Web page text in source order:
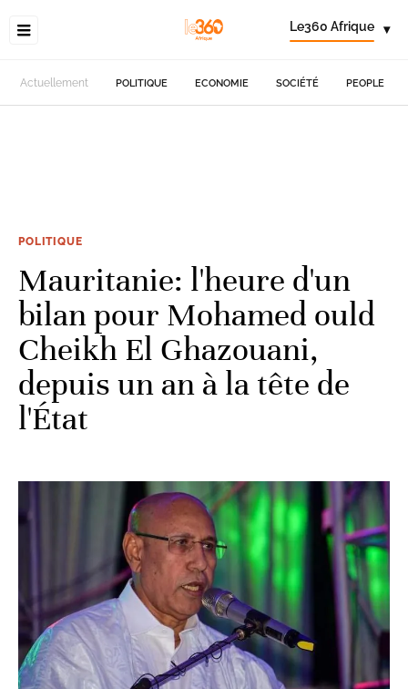
Le360 Afrique ▾
Actuellement POLITIQUE ECONOMIE SOCIÉTÉ PEOPLE
POLITIQUE
Mauritanie: l'heure d'un
bilan pour Mohamed ould
Cheikh El Ghazouani,
depuis un an à la tête de
l'État